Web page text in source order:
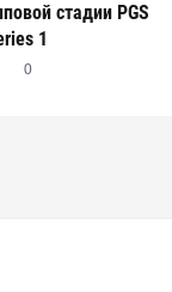
стадии PGS
1
0